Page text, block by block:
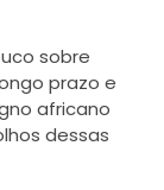
sobre
prazo e
africano
dessas